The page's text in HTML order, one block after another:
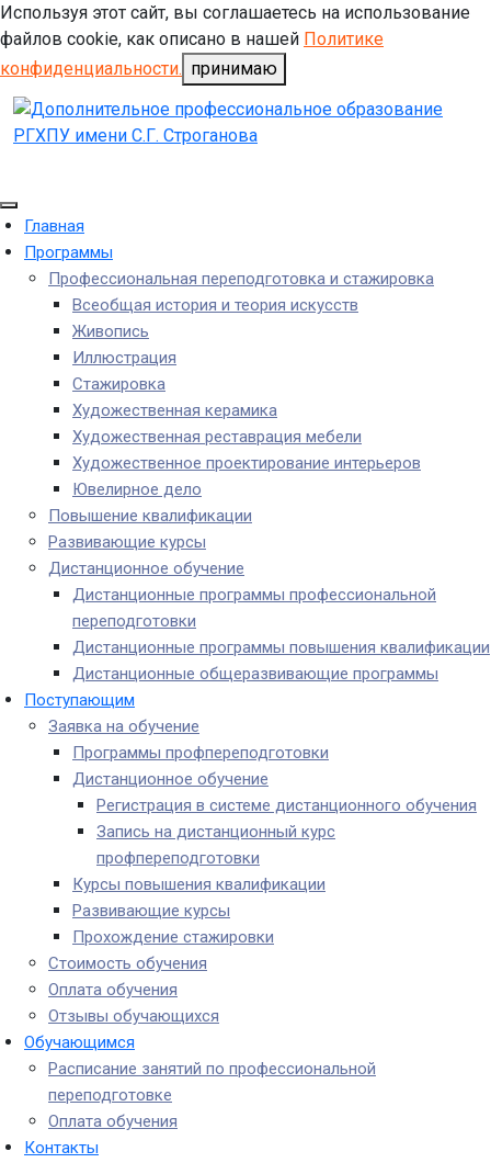
Используя этот сайт, вы соглашаетесь на использование
файлов cookie, как описано в нашей Политике
конфиденциальности. принимаю
Главная
Программы
Профессиональная переподготовка и стажировка
Всеобщая история и теория искусств
Живопись
Иллюстрация
Стажировка
Художественная керамика
Художественная реставрация мебели
Художественное проектирование интерьеров
Ювелирное дело
Повышение квалификации
Развивающие курсы
Дистанционное обучение
Дистанционные программы профессиональной
переподготовки
Дистанционные программы повышения квалификации
Дистанционные общеразвивающие программы
Поступающим
Заявка на обучение
Программы профпереподготовки
Дистанционное обучение
Регистрация в системе дистанционного обучения
Запись на дистанционный курс
профпереподготовки
Курсы повышения квалификации
Развивающие курсы
Прохождение стажировки
Стоимость обучения
Оплата обучения
Отзывы обучающихся
Обучающимся
Расписание занятий по профессиональной
переподготовке
Оплата обучения
Контакты